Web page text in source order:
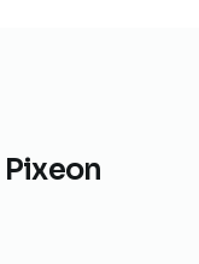
Pixeon